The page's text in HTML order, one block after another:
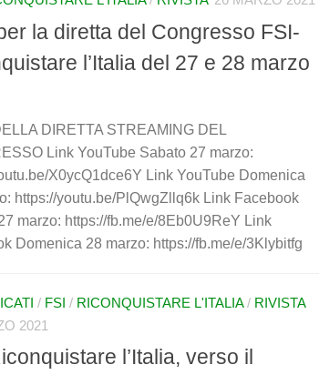
la diretta del Congresso FSI-
l’Italia del 27 e 28 marzo
DIRETTA STREAMING DEL
Link YouTube Sabato 27 marzo:
X0ycQ1dce6Y Link YouTube Domenica
https://youtu.be/PlQwgZllq6k Link Facebook
marzo: https://fb.me/e/8Eb0U9ReY Link
Domenica 28 marzo: https://fb.me/e/3Klybitfg
/ FSI / RICONQUISTARE L'ITALIA/ RIVISTA
2021
l’Italia, verso il